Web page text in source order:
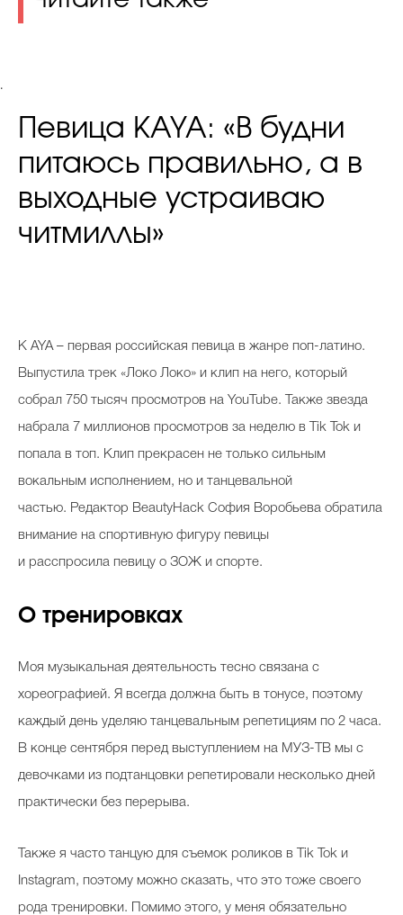
.
Певица KAYA: «В будни
питаюсь правильно, а в
выходные устраиваю
читмиллы»
К AYA – первая российская певица в жанре поп-латино.
Выпустила трек «Локо Локо» и клип на него, который
собрал 750 тысяч просмотров на YouTube. Также звезда
набрала 7 миллионов просмотров за неделю в Tik Tok и
попала в топ. Клип прекрасен не только сильным
вокальным исполнением, но и танцевальной
частью. Редактор BeautyHack София Воробьева обратила
внимание на спортивную фигуру певицы
и расспросила певицу о ЗОЖ и спорте.
О тренировках
Моя музыкальная деятельность тесно связана с
хореографией. Я всегда должна быть в тонусе, поэтому
каждый день уделяю танцевальным репетициям по 2 часа.
В конце сентября перед выступлением на МУЗ-ТВ мы с
девочками из подтанцовки репетировали несколько дней
практически без перерыва.
Также я часто танцую для съемок роликов в Tik Tok и
Instagram, поэтому можно сказать, что это тоже своего
рода тренировки. Помимо этого, у меня обязательно